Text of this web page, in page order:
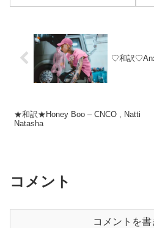
♡和訳
★和訳★Honey Boo – CNCO , Natti
Natasha
コメント
コメントを書